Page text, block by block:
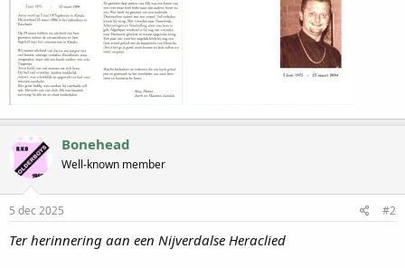
a
r
t
e
r
Bonehead
Well-known member
5 dec 2025 #2
Ter herinnering aan een Nijverdalse Heraclied